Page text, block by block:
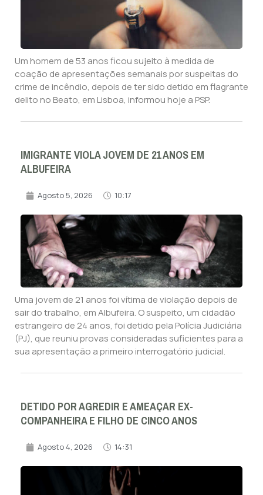
Um homem de 53 anos ficou sujeito à medida de
coação de apresentações semanais por suspeitas do
crime de incêndio, depois de ter sido detido em flagrante
delito no Beato, em Lisboa, informou hoje a PSP.
IMIGRANTE VIOLA JOVEM DE 21 ANOS EM
ALBUFEIRA
Agosto 5, 2026 10:17
Uma jovem de 21 anos foi vítima de violação depois de
sair do trabalho, em Albufeira. O suspeito, um cidadão
estrangeiro de 24 anos, foi detido pela Polícia Judiciária
(PJ), que reuniu provas consideradas suficientes para a
sua apresentação a primeiro interrogatório judicial.
DETIDO POR AGREDIR E AMEAÇAR EX-
COMPANHEIRA E FILHO DE CINCO ANOS
Agosto 4, 2026 14:31